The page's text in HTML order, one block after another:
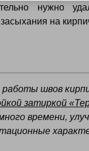
нужно
на
швов
затиркой
времени,